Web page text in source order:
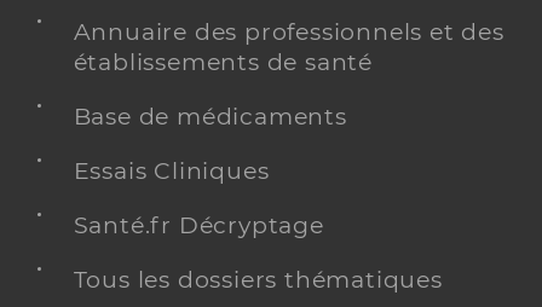
Annuaire des professionnels et des
établissements de santé
Base de médicaments
Essais Cliniques
Santé.fr Décryptage
Tous les dossiers thématiques